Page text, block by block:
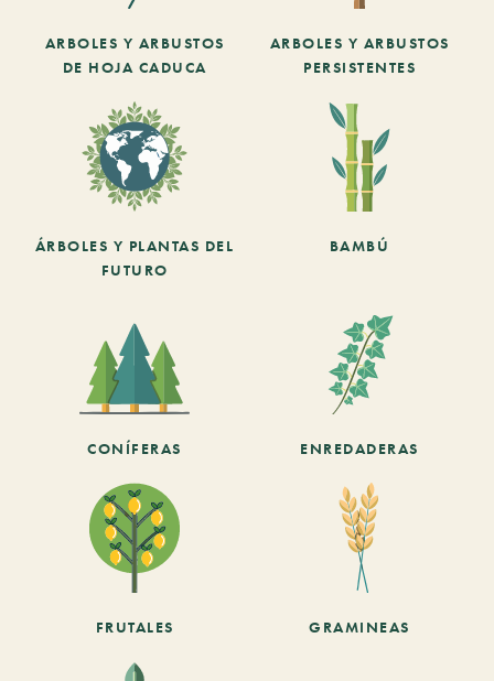
ARBOLES Y ARBUSTOS
DE HOJA CADUCA
ARBOLES Y ARBUSTOS
PERSISTENTES
ÁRBOLES Y PLANTAS DEL
FUTURO
BAMBÚ
CONÍFERAS ENREDADERAS
FRUTALES GRAMINEAS